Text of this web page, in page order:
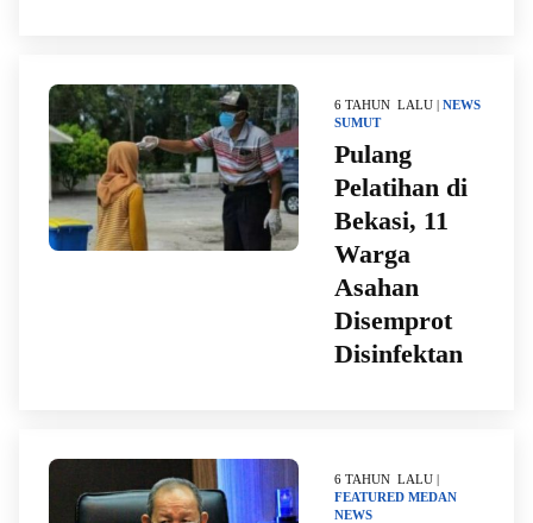
6 TAHUN LALU | NEWS
SUMUT
Pulang
Pelatihan di
Bekasi, 11
Warga
Asahan
Disemprot
Disinfektan
6 TAHUN LALU |
FEATURED MEDAN
NEWS